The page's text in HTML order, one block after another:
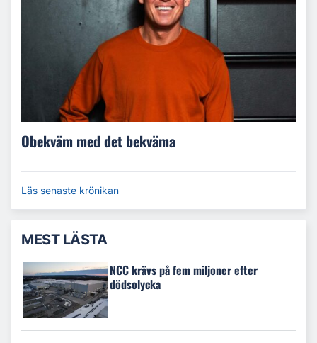
Obekväm med det bekväma
Läs senaste krönikan
MEST LÄSTA
NCC krävs på fem miljoner efter
dödsolycka